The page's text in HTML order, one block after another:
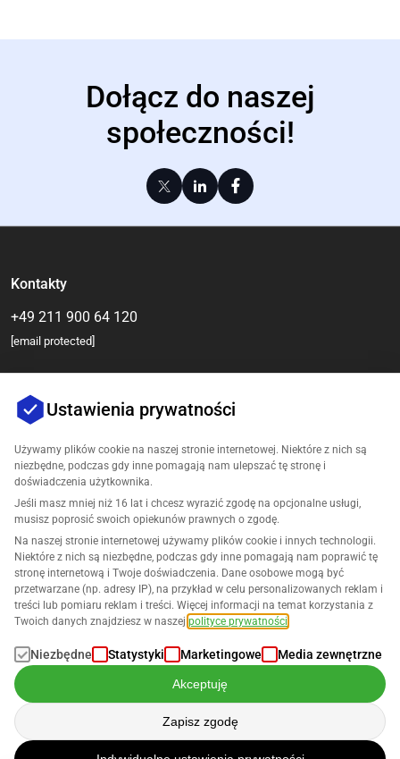
Dołącz do naszej
społeczności!
Kontakty
+49 211 900 64 120
[email protected]
Firma
Wsparcie
Rozwiązania dla Amazon
Dane są przetwarzane zgodnie z nasząPolityką Prywatności
Ustawienia prywatności
Używamy plików cookie na naszej stronie internetowej. Niektóre z nich są
niezbędne, podczas gdy inne pomagają nam ulepszać tę stronę i
doświadczenia użytkownika.
Jeśli masz mniej niż 16 lat i chcesz wyrazić zgodę na opcjonalne usługi,
musisz poprosić swoich opiekunów prawnych o zgodę.
Na naszej stronie internetowej używamy plików cookie i innych technologii.
Niektóre z nich są niezbędne, podczas gdy inne pomagają nam poprawić tę
stronę internetową i Twoje doświadczenia. Dane osobowe mogą być
przetwarzane (np. adresy IP), na przykład w celu personalizowanych reklam i
treści lub pomiaru reklam i treści. Więcej informacji na temat korzystania z
Twoich danych znajdziesz w naszej polityce prywatności
Niezbędne Statystyki Marketingowe Media zewnętrzne
Akceptuję
Zapisz zgodę